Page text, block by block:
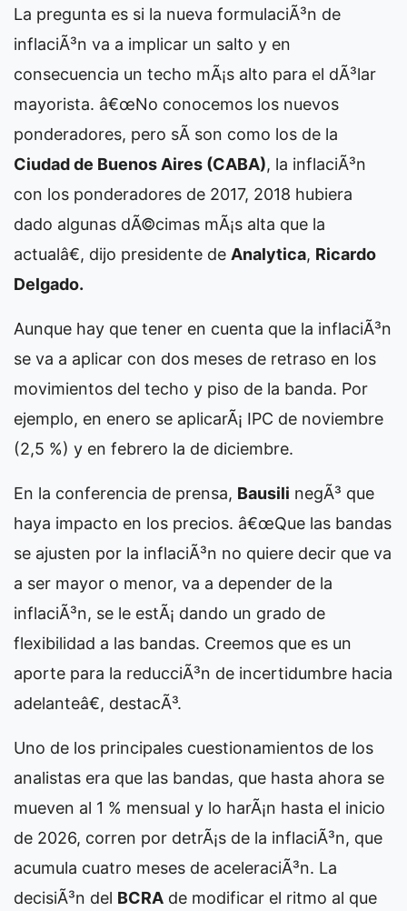
La pregunta es si la nueva formulaciÃ³n de
inflaciÃ³n va a implicar un salto y en
consecuencia un techo mÃ¡s alto para el dÃ³lar
mayorista. â€œNo conocemos los nuevos
ponderadores, pero sÃ­ son como los de la
Ciudad de Buenos Aires (CABA), la inflaciÃ³n
con los ponderadores de 2017, 2018 hubiera
dado algunas dÃ©cimas mÃ¡s alta que la
actualâ€, dijo presidente de Analytica, Ricardo
Delgado.
Aunque hay que tener en cuenta que la inflaciÃ³n
se va a aplicar con dos meses de retraso en los
movimientos del techo y piso de la banda. Por
ejemplo, en enero se aplicarÃ¡ IPC de noviembre
(2,5 %) y en febrero la de diciembre.
En la conferencia de prensa, Bausili negÃ³ que
haya impacto en los precios. â€œQue las bandas
se ajusten por la inflaciÃ³n no quiere decir que va
a ser mayor o menor, va a depender de la
inflaciÃ³n, se le estÃ¡ dando un grado de
flexibilidad a las bandas. Creemos que es un
aporte para la reducciÃ³n de incertidumbre hacia
adelanteâ€, destacÃ³.
Uno de los principales cuestionamientos de los
analistas era que las bandas, que hasta ahora se
mueven al 1 % mensual y lo harÃ¡n hasta el inicio
de 2026, corren por detrÃ¡s de la inflaciÃ³n, que
acumula cuatro meses de aceleraciÃ³n. La
decisiÃ³n del BCRA de modificar el ritmo al que